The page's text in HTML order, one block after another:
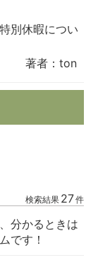
別休暇につい
著者：ton
検索結果 27件
分かるときは
です！